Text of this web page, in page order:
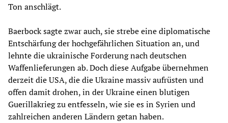
Ton anschlägt.
Baerbock sagte zwar auch, sie strebe eine diplomatische
Entschärfung der hochgefährlichen Situation an, und
lehnte die ukrainische Forderung nach deutschen
Waffenlieferungen ab. Doch diese Aufgabe übernehmen
derzeit die USA, die die Ukraine massiv aufrüsten und
offen damit drohen, in der Ukraine einen blutigen
Guerillakrieg zu entfesseln, wie sie es in Syrien und
zahlreichen anderen Ländern getan haben.